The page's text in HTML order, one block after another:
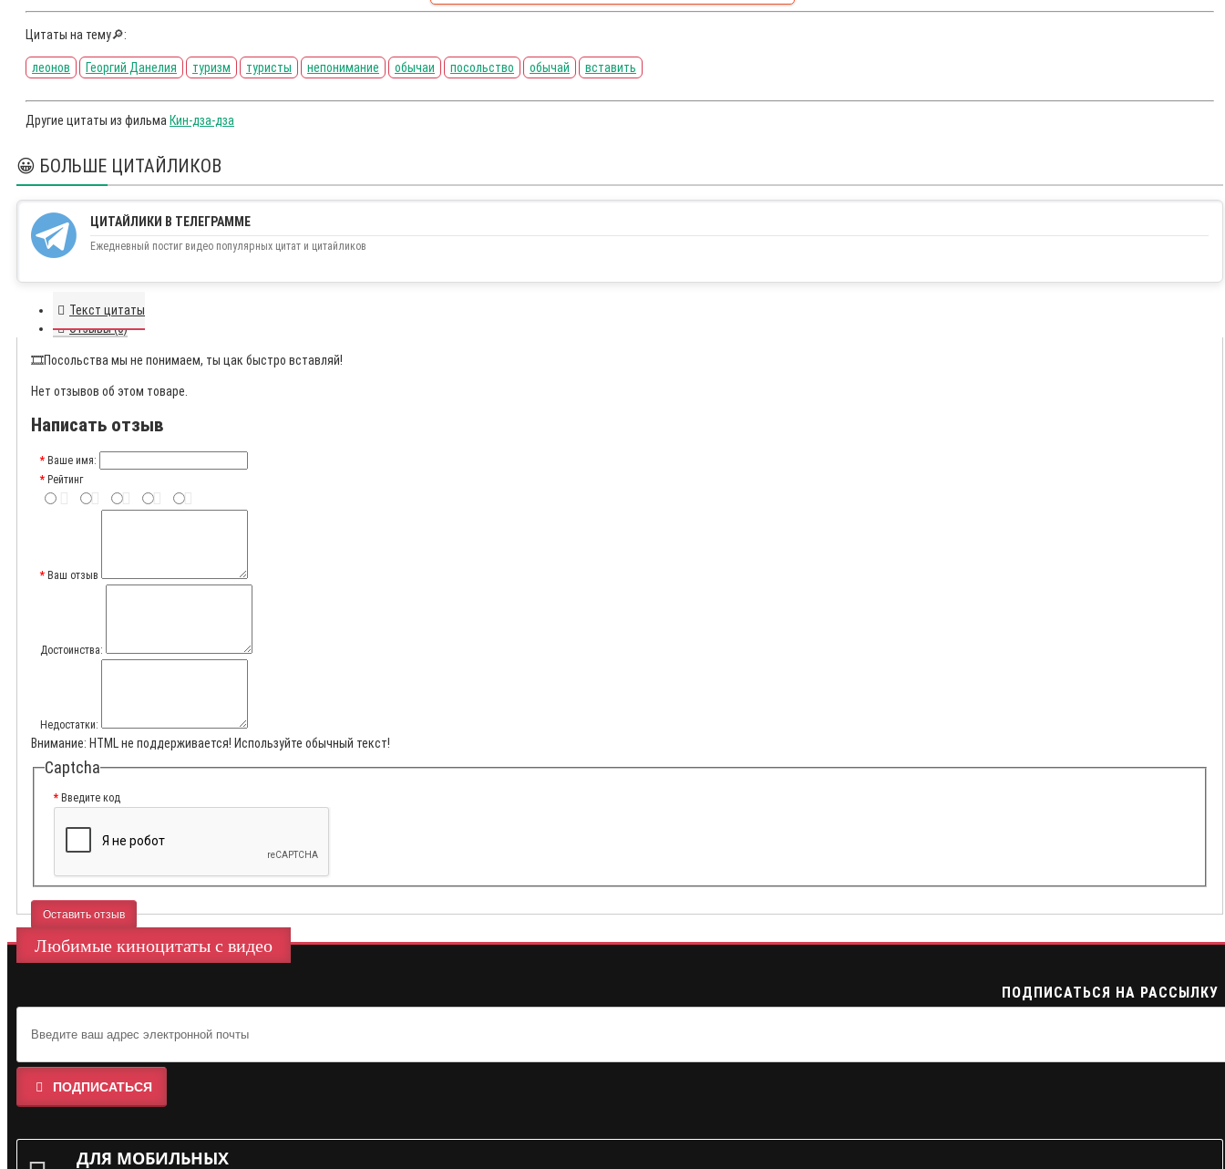
Цитаты на тему🔎:
леонов Георгий Данелия туризм туристы непонимание обычаи посольство обычай вставить
Другие цитаты из фильма Кин-дза-дза
😀 БОЛЬШЕ ЦИТАЙЛИКОВ
ЦИТАЙЛИКИ В ТЕЛЕГРАММЕ
Ежедневный постиг видео популярных цитат и цитайликов
Текст цитаты
Отзывы (0)
🎞️Посольства мы не понимаем, ты цак быстро вставляй!
Нет отзывов об этом товаре.
Написать отзыв
Ваше имя:
Рейтинг
Ваш отзыв
Достоинства:
Недостатки:
Внимание: HTML не поддерживается! Используйте обычный текст!
Captcha
Введите код
Оставить отзыв
Любимые киноцитаты с видео
ПОДПИСАТЬСЯ НА РАССЫЛКУ
ПОДПИСАТЬСЯ
ДЛЯ МОБИЛЬНЫХ